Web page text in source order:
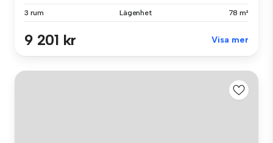
3 rum Lägenhet 78 m²
9 201 kr Visa mer